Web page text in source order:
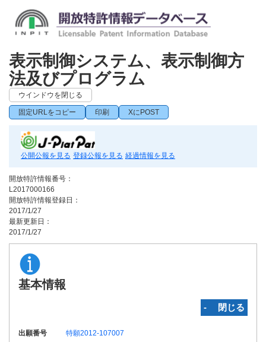
表示制御システム、表示制御方
法及びプログラム
ウインドウを閉じる
固定URLをコピー 印刷 XにPOST
公開公報を見る 登録公報を見る 経過情報を見る
開放特許情報番号：
L2017000166
開放特許情報登録日：
2017/1/27
最新更新日：
2017/1/27
基本情報
‐ 閉じる
出願番号
特願2012-107007